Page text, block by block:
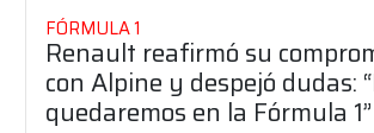
FÓRMULA 1
Renault reafirmó su
con Alpine y despejó dudas:
quedaremos en la Fórmula 1”